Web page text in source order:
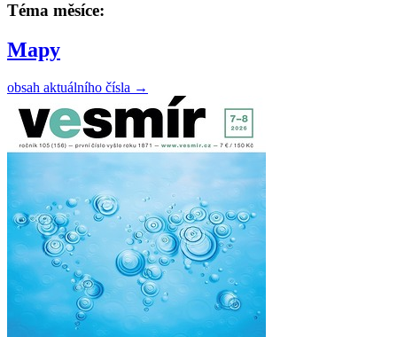
Téma měsíce:
Mapy
obsah aktuálního čísla →